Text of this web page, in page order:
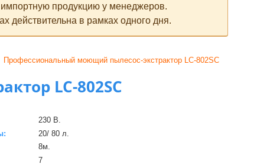
продукцию у менеджеров.
действительна в рамках одного дня.
Профессиональный моющий пылесос-экстрактор LC-802SC
LC-802SC
230 В.
20/ 80 л.
8м.
7